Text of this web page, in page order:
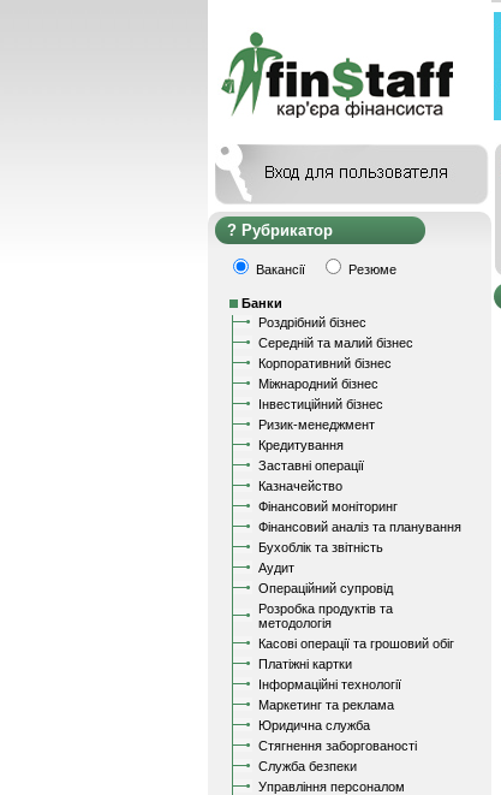
Рубрикатор
Вакансії Резюме
Банки
Роздрібний бізнес
Середній та малий бізнес
Корпоративний бізнес
Міжнародний бізнес
Інвестиційний бізнес
Ризик-менеджмент
Кредитування
Заставні операції
Казначейство
Фінансовий моніторинг
Фінансовий аналіз та планування
Бухоблік та звітність
Аудит
Операційний супровід
Розробка продуктів та
методологія
Касові операції та грошовий обіг
Платіжні картки
Інформаційні технології
Маркетинг та реклама
Юридична служба
Стягнення заборгованості
Служба безпеки
Управління персоналом